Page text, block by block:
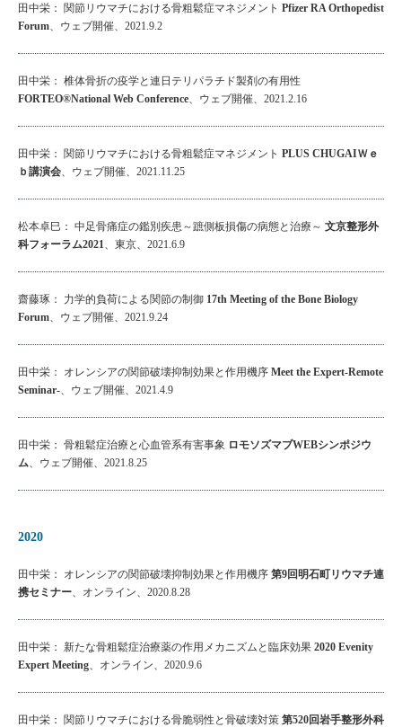
田中栄： 関節リウマチにおける骨粗鬆症マネジメント Pfizer RA Orthopedist
Forum、ウェブ開催、2021.9.2
田中栄： 椎体骨折の疫学と連日テリパラチド製剤の有用性
FORTEO®National Web Conference、ウェブ開催、2021.2.16
田中栄： 関節リウマチにおける骨粗鬆症マネジメント PLUS CHUGAIＷｅ
ｂ講演会、ウェブ開催、2021.11.25
松本卓巳： 中足骨痛症の鑑別疾患～蹠側板損傷の病態と治療～ 文京整形外
科フォーラム2021、東京、2021.6.9
齋藤琢： 力学的負荷による関節の制御 17th Meeting of the Bone Biology
Forum、ウェブ開催、2021.9.24
田中栄： オレンシアの関節破壊抑制効果と作用機序 Meet the Expert-Remote
Seminar-、ウェブ開催、2021.4.9
田中栄： 骨粗鬆症治療と心血管系有害事象 ロモソズマブWEBシンポジウ
ム、ウェブ開催、2021.8.25
2020
田中栄： オレンシアの関節破壊抑制効果と作用機序 第9回明石町リウマチ連
携セミナー、オンライン、2020.8.28
田中栄： 新たな骨粗鬆症治療薬の作用メカニズムと臨床効果 2020 Evenity
Expert Meeting、オンライン、2020.9.6
田中栄： 関節リウマチにおける骨脆弱性と骨破壊対策 第520回岩手整形外科